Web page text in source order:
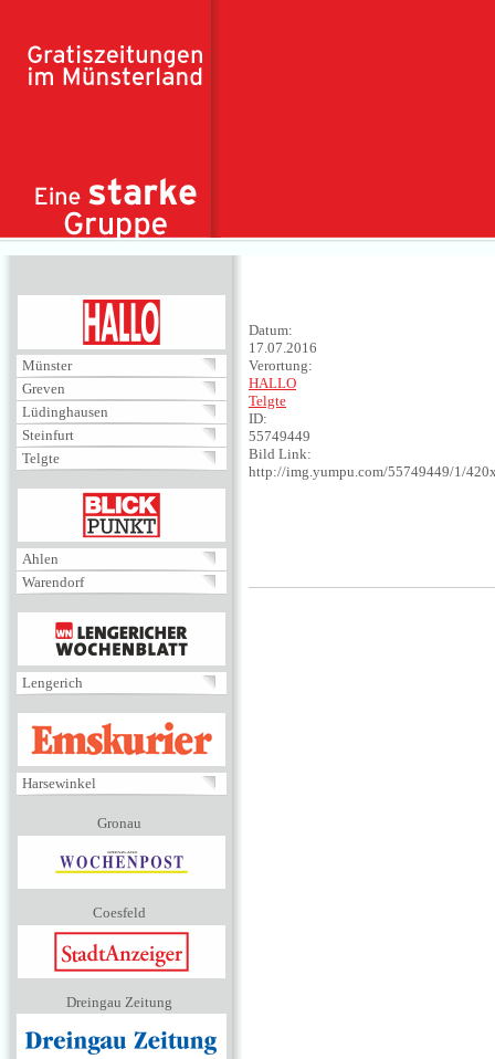
Münster
Greven
Lüdinghausen
Steinfurt
Telgte
BLICKPUNKT
Ahlen
Warendorf
MENÜ
Lengerich
EMSKURIER
Harsewinkel
Gronau
Coesfeld
Dreingau Zeitung
Datum:
17.07.2016
Verortung:
HALLO
Telgte
ID:
55749449
Bild Link:
http://img.yumpu.com/55749449/1/